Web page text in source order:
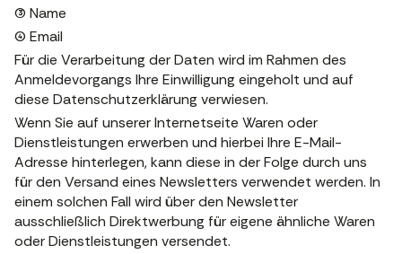
(3) Name
(4) Email
Für die Verarbeitung der Daten wird im Rahmen des
Anmeldevorgangs Ihre Einwilligung eingeholt und auf
diese Datenschutzerklärung verwiesen.
Wenn Sie auf unserer Internetseite Waren oder
Dienstleistungen erwerben und hierbei Ihre E-Mail-
Adresse hinterlegen, kann diese in der Folge durch uns
für den Versand eines Newsletters verwendet werden. In
einem solchen Fall wird über den Newsletter
ausschließlich Direktwerbung für eigene ähnliche Waren
oder Dienstleistungen versendet.